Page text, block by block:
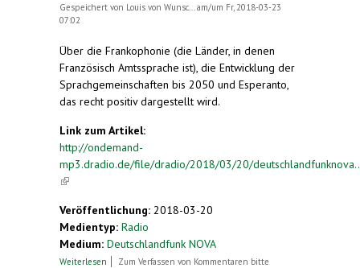
Gespeichert von Louis von Wunsc...
am/um Fr, 2018-03-23
07:02
Über die Frankophonie (die Länder, in denen
Französisch Amtssprache ist), die Entwicklung der
Sprachgemeinschaften bis 2050 und Esperanto,
das recht positiv dargestellt wird.
Link zum Artikel:
http://ondemand-
mp3.dradio.de/file/dradio/2018/03/20/
(link is external)
Veröffentlichung: 2018-03-20
Medientyp: Radio
Medium: Deutschlandfunk NOVA
Weiterlesen über Frankophonie und Esperanto (im Radio)
Zum Verfassen von Kommentaren bitte